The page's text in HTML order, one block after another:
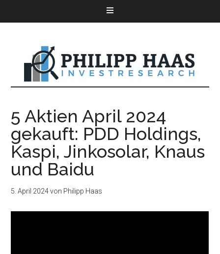
5 Aktien April 2024
gekauft: PDD Holdings,
Kaspi, Jinkosolar, Knaus
und Baidu
5. April 2024von Philipp Haas